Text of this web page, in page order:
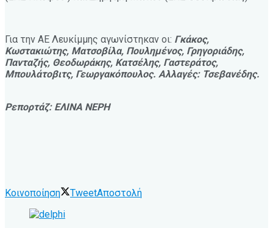
Για την ΑΕ Λευκίμμης αγωνίστηκαν οι: Γκάκος,
Κωστακιώτης, Ματσοβίλα, Πουλημένος, Γρηγοριάδης,
Πανταζής, Θεοδωράκης, Κατσέλης, Γαστεράτος,
Μπουλάτοβιτς, Γεωργακόπουλος. Αλλαγές: Τσεβανέδης.
Ρεπορτάζ: ΕΛΙΝΑ ΝΕΡΗ
Κοινοποίηση TweetΑποστολή